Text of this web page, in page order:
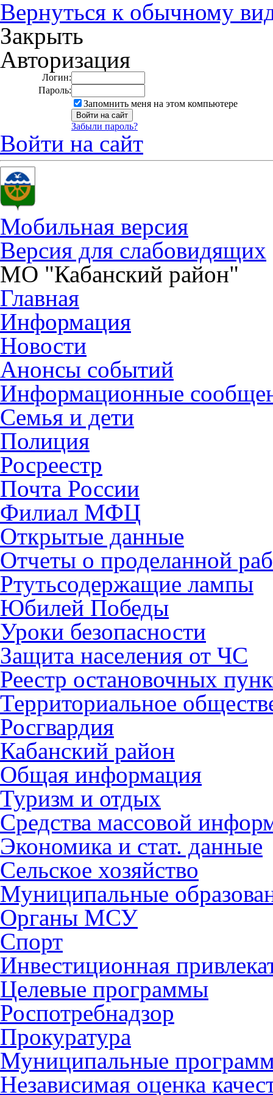
Вернуться к обычному
Закрыть
Авторизация
Логин:
Пароль:
Запомнить меня на этом компьютере
Забыли пароль?
Войти на сайт
Мобильная версия
Версия для слабовидящих
МО "Кабанский район"
Главная
Информация
Новости
Анонсы событий
Информационные
Семья и дети
Полиция
Росреестр
Почта России
Филиал МФЦ
Открытые данные
Отчеты о проделанной
Ртутьсодержащие лампы
Юбилей Победы
Уроки безопасности
Защита населения от ЧС
Реестр остановочных
Территориальное
Росгвардия
Кабанский район
Общая информация
Туризм и отдых
Средства массовой
Экономика и стат. данные
Сельское хозяйство
Муниципальные
Органы МСУ
Спорт
Инвестиционная
Целевые программы
Роспотребнадзор
Прокуратура
Муниципальные
Независимая оценка